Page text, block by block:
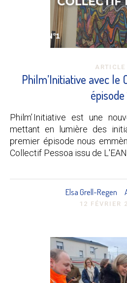
ARTICLE
Philm’Initiative avec le
épisode
Philm’ Initiative est une
mettant en lumière des
premier épisode nous
Collectif Pessoa issu de
Elsa Grell-Regen
12 FÉVRIER